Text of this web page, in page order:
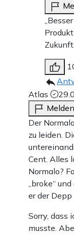
Atlas
Melden
Der
zu leiden.
Cent. Alles
Normalo?
„broke“
er der Depp
Sorry, dass
musste.